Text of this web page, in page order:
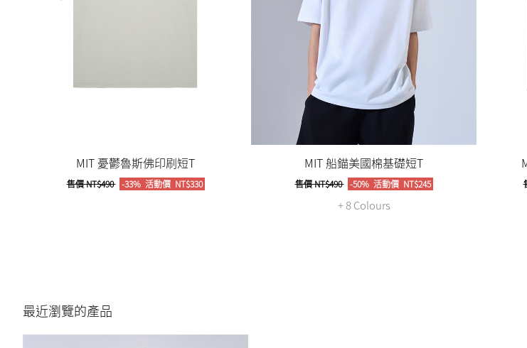
MIT 憂鬱魯斯佛印刷短T
售價NT$490 -33% 活動價NT$330
MIT 船錨美國棉基礎短T
售價NT$490 -50% 活動價NT$245
+ 8 Colours
最近瀏覽的產品